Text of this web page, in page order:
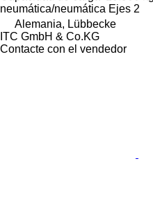
neumática/neumática Ejes 2
Alemania, Lübbecke
ITC GmbH & Co.KG
Contacte con el vendedor